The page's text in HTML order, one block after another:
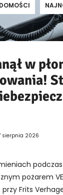
w
sierpnia 2026
pożarem
Frits